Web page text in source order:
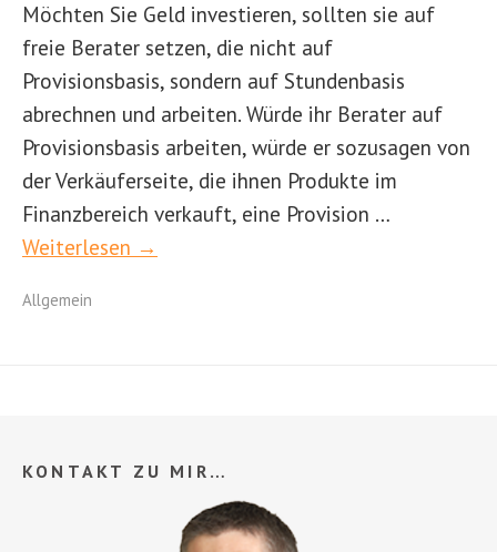
Möchten Sie Geld investieren, sollten sie auf
freie Berater setzen, die nicht auf
Provisionsbasis, sondern auf Stundenbasis
abrechnen und arbeiten. Würde ihr Berater auf
Provisionsbasis arbeiten, würde er sozusagen von
der Verkäuferseite, die ihnen Produkte im
Finanzbereich verkauft, eine Provision …
Weiterlesen →
Allgemein
KONTAKT ZU MIR…